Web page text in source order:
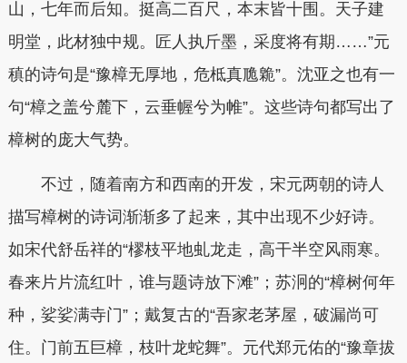
山，七年而后知。挺高二百尺，本末皆十围。天子建
明堂，此材独中规。匠人执斤墨，采度将有期……”元
稹的诗句是“豫樟无厚地，危柢真卼臲”。沈亚之也有一
句“樟之盖兮麓下，云垂幄兮为帷”。这些诗句都写出了
樟树的庞大气势。
不过，随着南方和西南的开发，宋元两朝的诗人
描写樟树的诗词渐渐多了起来，其中出现不少好诗。
如宋代舒岳祥的“樛枝平地虬龙走，高干半空风雨寒。
春来片片流红叶，谁与题诗放下滩”；苏泂的“樟树何年
种，娑娑满寺门”；戴复古的“吾家老茅屋，破漏尚可
住。门前五巨樟，枝叶龙蛇舞”。元代郑元佑的“豫章拔